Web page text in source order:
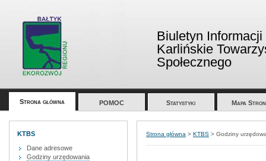
Biuletyn
Karlińskie
Społecznego
Strona główna POMOC Statystyki Mapa
KTBS
Dane adresowe
Godziny urzędowania
Strona główna > KTBS > Godziny